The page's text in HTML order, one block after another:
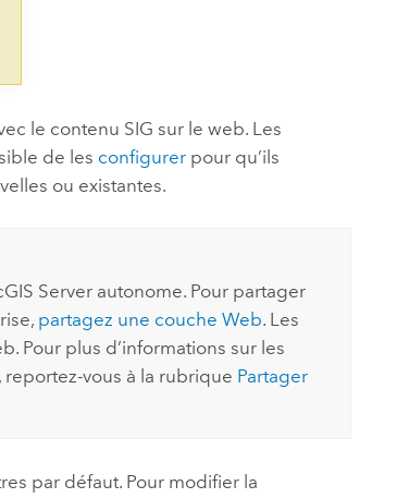
le contenu SIG sur le web. Les
de les configurer pour qu’ils
ou existantes.
Serverautonome. Pour partager
, partagez une couche Web. Les
Pour plus d’informations sur les
vous à la rubrique Partager
par défaut. Pour modifier la